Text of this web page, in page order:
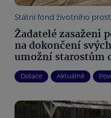
Státní fond životního
Žadatelé zasaženi
na dokončení
umožní starostům
Dotace Aktuálně